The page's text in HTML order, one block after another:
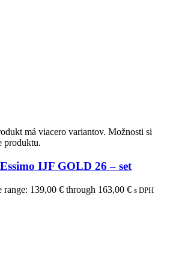
má viacero variantov. Možnosti si
produktu.
IJF GOLD 26 – set
range: 139,00 € through 163,00 € s DPH